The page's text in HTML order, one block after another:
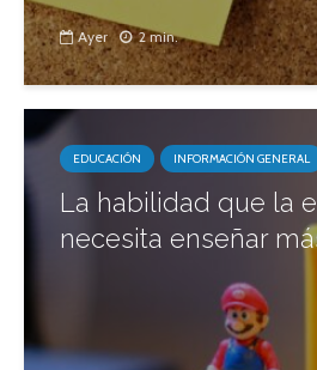
Ayer 2 min.
EDUCACIÓN INFORMACIÓN GENERAL
La habilidad que la
necesita enseñar